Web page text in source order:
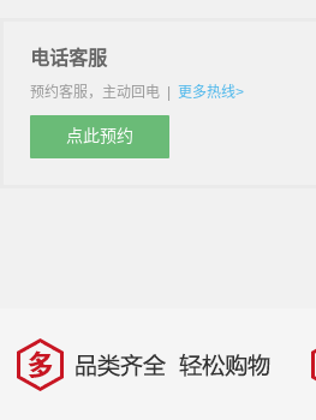
电话客服
预约客服，主动回电 更多热线>
点此预约
多 品类齐全，轻松购物